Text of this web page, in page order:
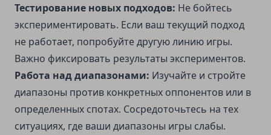
Тестирование новых подходов: Не бойтесь
экспериментировать. Если ваш текущий подход
не работает, попробуйте другую линию игры.
Важно фиксировать результаты экспериментов.
Работа над диапазонами: Изучайте и стройте
диапазоны против конкретных оппонентов или в
определенных спотах. Сосредоточьтесь на тех
ситуациях, где ваши диапазоны игры слабы.